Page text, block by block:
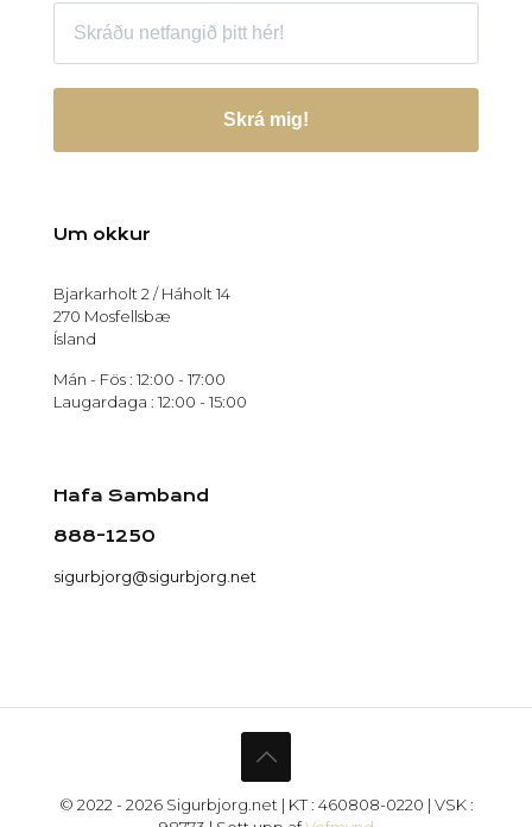
Skrá mig!
Um okkur
Bjarkarholt 2 / Háholt 14
270 Mosfellsbæ
Ísland
Mán - Fös : 12:00 - 17:00
Laugardaga : 12:00 - 15:00
Hafa Samband
888-1250
sigurbjorg@sigurbjorg.net
© 2022 - 2026 Sigurbjorg.net | KT : 460808-0220 | VSK :